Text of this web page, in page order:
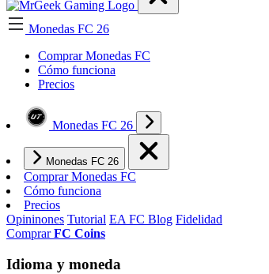
Monedas FC 26
Comprar Monedas FC
Cómo funciona
Precios
Monedas FC 26
Monedas FC 26
Comprar Monedas FC
Cómo funciona
Precios
Opininones Tutorial EA FC Blog Fidelidad
ComprarFC Coins
Idioma y moneda